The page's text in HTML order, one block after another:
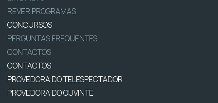
REVER PROGRAMAS
CONCURSOS
PERGUNTAS FREQUENTES
CONTACTOS
CONTACTOS
PROVEDORA DO TELESPECTADOR
PROVEDORA DO OUVINTE